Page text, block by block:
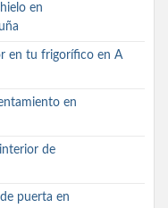
en
en tu frigorífico en A
en
de
puerta en